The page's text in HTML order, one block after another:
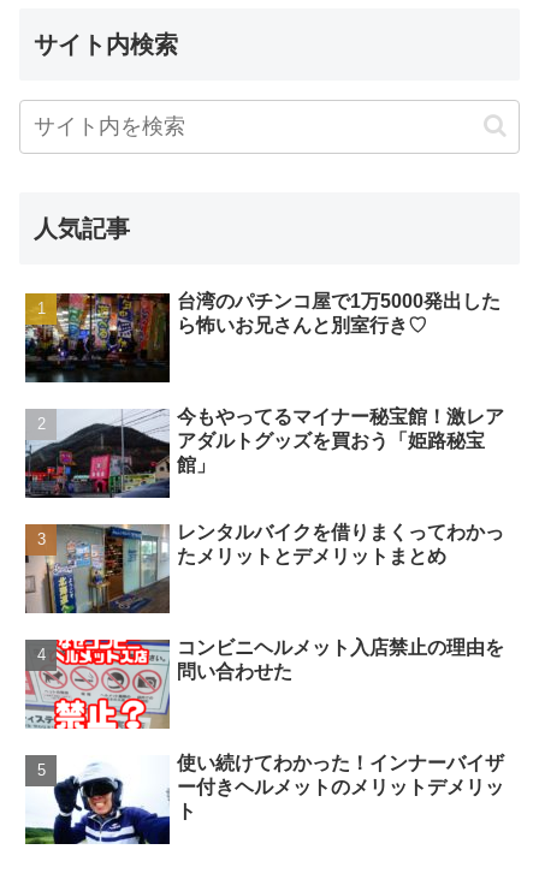
サイト内検索
人気記事
台湾のパチンコ屋で1万5000発出した
ら怖いお兄さんと別室行き♡
今もやってるマイナー秘宝館！激レア
アダルトグッズを買おう「姫路秘宝
館」
レンタルバイクを借りまくってわかっ
たメリットとデメリットまとめ
コンビニヘルメット入店禁止の理由を
問い合わせた
使い続けてわかった！インナーバイザ
ー付きヘルメットのメリットデメリッ
ト